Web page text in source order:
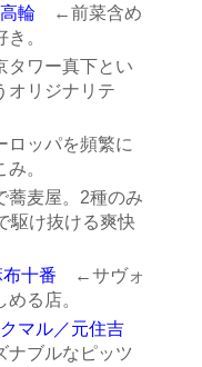
輪←前菜含め
き。
ワー真下とい
オリジナリテ
ッパを頻繁に
み。
麦屋。2種のみ
駆け抜ける爽快
十番 ←サヴォ
める店。
マル／元住吉
ナブルなピッツ